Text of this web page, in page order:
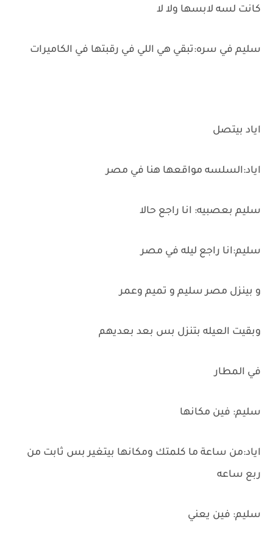
كانت لسه لابسها ولا لا
سليم في سره:تبقي هي اللي في رقبتها في الكاميرات
اياد بيتصل
اياد:السلسه مواقعها هنا في مصر
سليم بعصبيه: انا راجع حالا
سليم:انا راجع ليله في مصر
و بينزل مصر سليم و تميم وعمر
وبقيت العيله بتنزل بس بعد بعديهم
في المطار
سليم: فين مكانها
اياد:من ساعة ما كلمتك ومكانها بيتغير بس ثابت من
ربع ساعه
سليم: فين يعني